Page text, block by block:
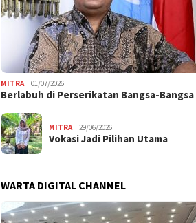
MITRA 01/07/2026
Berlabuh di Perserikatan Bangsa-Bangsa
MITRA 29/06/2026
Vokasi Jadi Pilihan Utama
WARTA DIGITAL CHANNEL